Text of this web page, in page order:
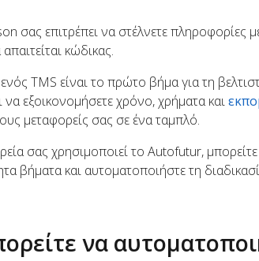
σας επιτρέπει να στέλνετε πληροφορίες
κώδικας.
TMS είναι το πρώτο βήμα για τη
να εξοικονομήσετε χρόνο, χρήματα και
μεταφορείς σας σε ένα ταμπλό.
σας χρησιμοποιεί το Autofutur,
βήματα και αυτοματοποιήστε τη
να